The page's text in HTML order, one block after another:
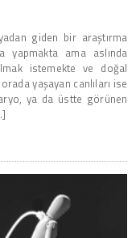
giden bir araştırma
yapmakta ama aslında
istemekte ve doğal
yaşayan canlıları ise
ya da üstte görünen